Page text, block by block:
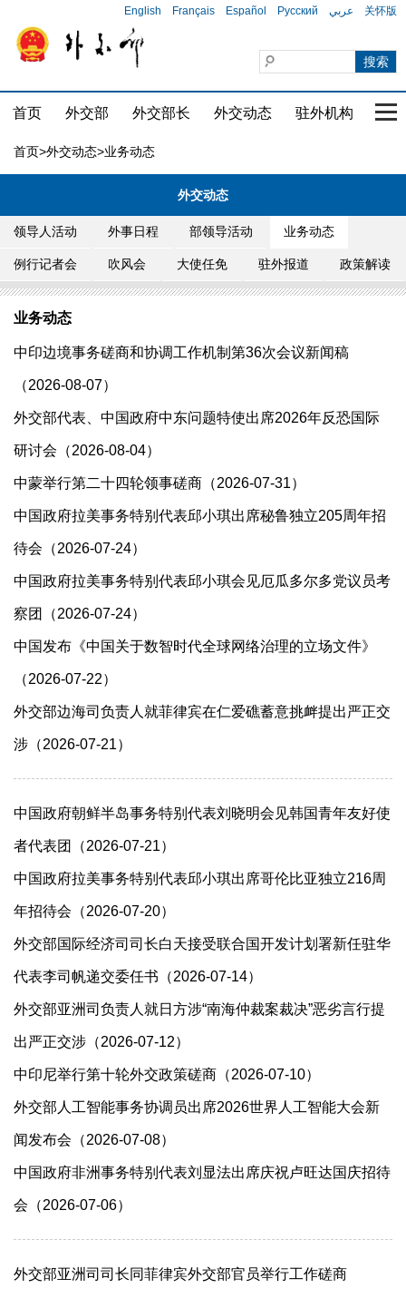
English Français Español Русский عربي 关怀版
首页 外交部 外交部长 外交动态 驻外机构 国
首页>外交动态>业务动态
外交动态
领导人活动 外事日程 部领导活动 业务动态
例行记者会 吹风会 大使任免 驻外报道 政策解读
业务动态
中印边境事务磋商和协调工作机制第36次会议新闻稿
（2026-08-07）
外交部代表、中国政府中东问题特使出席2026年反恐国际
研讨会（2026-08-04）
中蒙举行第二十四轮领事磋商（2026-07-31）
中国政府拉美事务特别代表邱小琪出席秘鲁独立205周年招
待会（2026-07-24）
中国政府拉美事务特别代表邱小琪会见厄瓜多尔多党议员考
察团（2026-07-24）
中国发布《中国关于数智时代全球网络治理的立场文件》
（2026-07-22）
外交部边海司负责人就菲律宾在仁爱礁蓄意挑衅提出严正交
涉（2026-07-21）
中国政府朝鲜半岛事务特别代表刘晓明会见韩国青年友好使
者代表团（2026-07-21）
中国政府拉美事务特别代表邱小琪出席哥伦比亚独立216周
年招待会（2026-07-20）
外交部国际经济司司长白天接受联合国开发计划署新任驻华
代表李司帆递交委任书（2026-07-14）
外交部亚洲司负责人就日方涉“南海仲裁案裁决”恶劣言行提
出严正交涉（2026-07-12）
中印尼举行第十轮外交政策磋商（2026-07-10）
外交部人工智能事务协调员出席2026世界人工智能大会新
闻发布会（2026-07-08）
中国政府非洲事务特别代表刘显法出席庆祝卢旺达国庆招待
会（2026-07-06）
外交部亚洲司司长同菲律宾外交部官员举行工作磋商